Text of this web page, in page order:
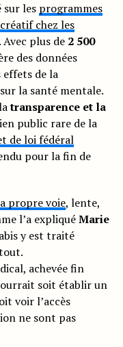
sur les programmes
chez les
Avec plus de 2 500
des données
de la
la santé mentale.
transparence et la
public rare de la
de loi fédéral
pour la fin de
propre voie, lente,
l’a expliquéMarie
y est traité
achevée fin
soit établir un
voir l’accès
ne sont pas